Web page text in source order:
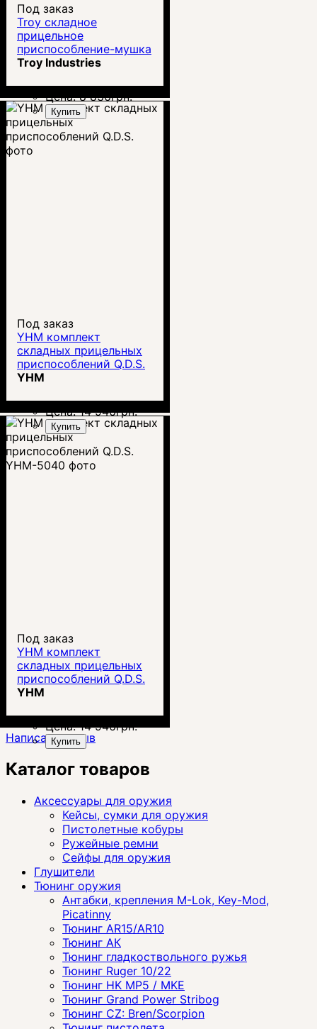
Под заказ
Troy складное
прицельное
приспособление-мушка
Tritium
Troy Industries
Цена:8 836грн.
Купить
Под заказ
YHM комплект
складных прицельных
приспособлений Q.D.S.
YHM
Цена:14 946грн.
Купить
Под заказ
YHM комплект
складных прицельных
приспособлений Q.D.S.
YHM-5040
YHM
Цена:14 946грн.
Купить
Написать отзыв
Каталог товаров
Аксессуары для оружия
Кейсы, сумки для оружия
Пистолетные кобуры
Ружейные ремни
Сейфы для оружия
Глушители
Тюнинг оружия
Антабки, крепления M-Lok, Key-Mod,
Picatinny
Тюнинг AR15/AR10
Тюнинг АК
Тюнинг гладкоствольного ружья
Тюнинг Ruger 10/22
Тюнинг HK MP5 / MKE
Тюнинг Grand Power Stribog
Тюнинг CZ: Bren/Scorpion